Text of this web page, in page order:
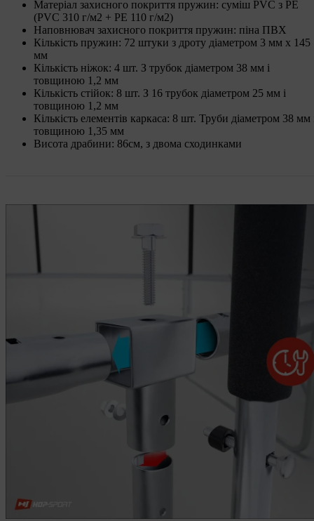
Матеріал захисного покриття пружин: суміш PVC з PE
(PVC 310 г/м2 + PE 110 г/м2)
Наповнювач захисного покриття пружин: піна ПВХ
Кількість пружин: 72 штуки з дроту діаметром 3 мм х 145
мм
Кількість ніжок: 4 шт. З трубок діаметром 38 мм і
товщиною 1,2 мм
Кількість стійок: 8 шт. З 16 трубок діаметром 25 мм і
товщиною 1,2 мм
Кількість елементів каркаса: 8 шт. Труби діаметром 38 мм
товщиною 1,35 мм
Висота драбини: 86см, з двома сходинками